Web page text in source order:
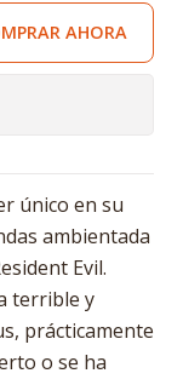
AHORA
único en su
ambientada
Evil.
terrible y
prácticamente
o se ha